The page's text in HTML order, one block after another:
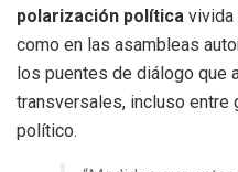
polarización política vivida
como en las asambleas
los puentes de diálogo que
transversales, incluso
político.